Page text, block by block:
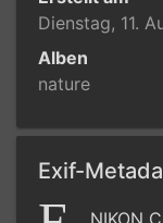
Dienstag, 11.
Alben
nature
Exif-
NIKON